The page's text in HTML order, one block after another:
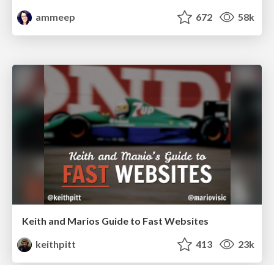
ammeep
672 58k
Keith and Marios Guide to Fast Websites
keithpitt
413 23k